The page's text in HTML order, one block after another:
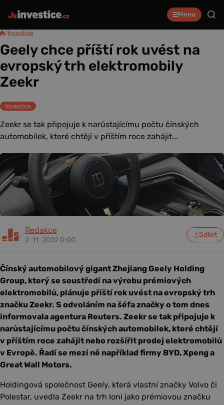
Menu
/Investice
Geely chce příští rok uvést na
evropský trh elektromobily
Zeekr
Investice
Zeekr se tak připojuje k narůstajícímu počtu čínských
automobilek, které chtějí v příštím roce zahájit...
Redakce
2. 11. 2022 0:00
Sdílet
Čínský automobilový gigant Zhejiang Geely Holding
Group, který se soustředí na výrobu prémiových
elektromobilů, plánuje příští rok uvést na evropský trh
značku Zeekr. S odvoláním na šéfa značky o tom dnes
informovala agentura Reuters. Zeekr se tak připojuje k
narůstajícímu počtu čínských automobilek, které chtějí
v příštím roce zahájit nebo rozšířit prodej elektromobilů
v Evropě. Řadí se mezi ně například firmy BYD, Xpeng a
Great Wall Motors.
Holdingová společnost Geely, která vlastní značky Volvo či
Polestar, uvedla Zeekr na trh loni jako prémiovou značku